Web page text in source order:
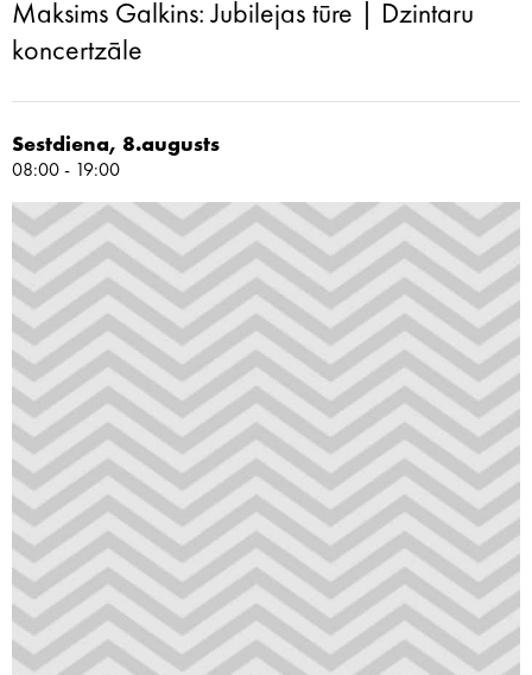
Maksims Galkins: Jubilejas tūre | Dzintaru
koncertzāle
Sestdiena, 8.augusts
08:00 - 19:00